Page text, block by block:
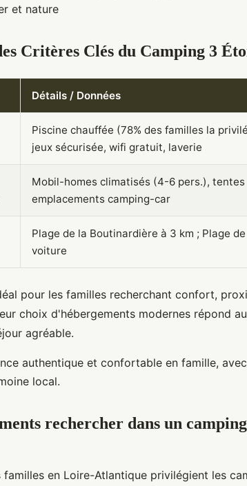
et nature
Critères Clés du Camping 3
Détails / Données
Piscine chauffée (78% des familles la
jeux sécurisée, wifi gratuit, laverie
Mobil-homes climatisés (4-6 pers.),
emplacements camping-car
Plage de la Boutinardière à 3 km ; Plage
voiture
pour les familles recherchant confort,
choix d'hébergements modernes répond
agréable.
authentique et confortable en famille,
local.
rechercher dans un
familles en Loire-Atlantique privilégient les